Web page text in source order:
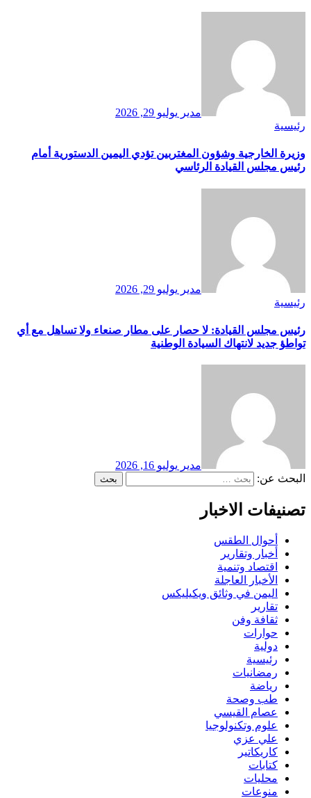
مدير يوليو 29, 2026
رئيسية
وزيرة الخارجية وشؤون المغتربين تؤدي اليمين الدستورية أمام
رئيس مجلس القيادة الرئاسي
مدير يوليو 29, 2026
رئيسية
رئيس مجلس القيادة: لا حصار على مطار صنعاء ولا تساهل مع أي
تواطؤ جديد لانتهاك السيادة الوطنية
مدير يوليو 16, 2026
البحث عن:
تصنيفات الاخبار
أحوال الطقس
أخبار وتقارير
اقتصاد وتنمية
الأخبار العاجلة
اليمن في وثائق ويكيليكس
تقارير
ثقافة وفن
حوارات
دولية
رئيسية
رمضانيات
رياضة
طب وصحة
عصام القيسي
علوم وتكنولوجيا
علي عزي
كاريكاتير
كتابات
محليات
منوعات